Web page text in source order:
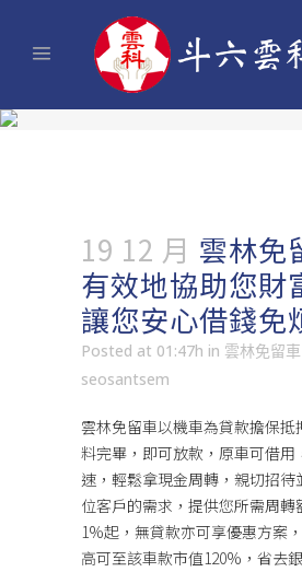
19 12 月 雲林免
有效地協助您財
讓您安心借錢免
Posted at 01:47h in 雲林免留車
seosantsem
雲林免留車以機車為貸款擔保抵
料完畢，即可放款，原車可借用
速，輕鬆拿現金周轉，親切招待
位客戶的需求，提供您所需周轉
1%起，無貸款亦可享優惠方案
高可至該車款市值120%，省去